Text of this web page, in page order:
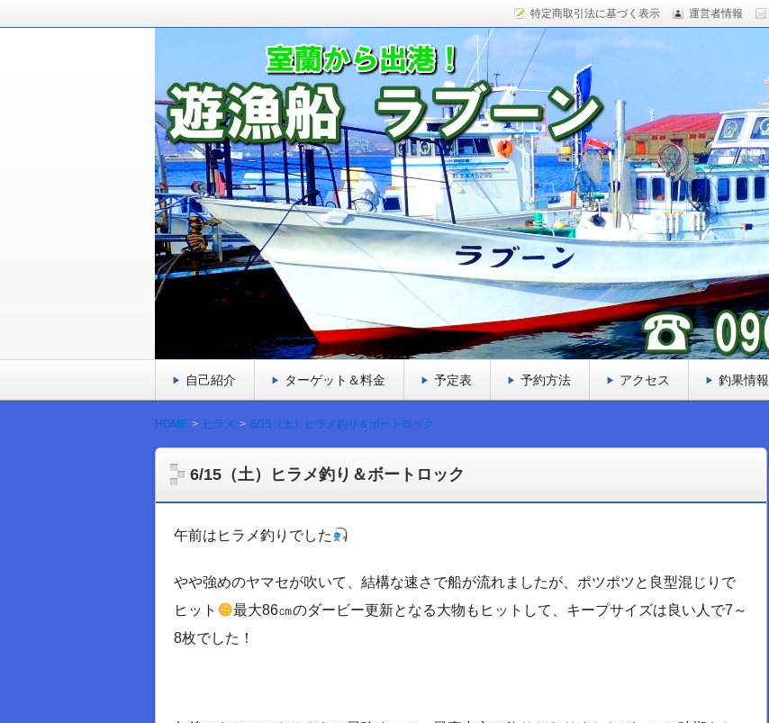
特定商取引法に基づく表示 運営者情報
室蘭 遊漁船 ラブーン
室蘭から出港している釣り船です！ロックフィッシュ、カレイ、ヒラメ、サケなど様々な魚をター
ゲットとし、お客様に満足頂ける遊漁船を目指しております。
自己紹介 ターゲット＆料金 予定表 予約方法 アクセス 釣果情報
HOME ヒラメ 6/15（土）ヒラメ釣り＆ボートロック
6/15（土）ヒラメ釣り＆ボートロック
午前はヒラメ釣りでした
やや強めのヤマセが吹いて、結構な速さで船が流れましたが、ポツポツと良型混じりで
ヒット
最大86㎝のダービー更新となる大物もヒットして、キープサイズは良い人で7～
8枚でした！